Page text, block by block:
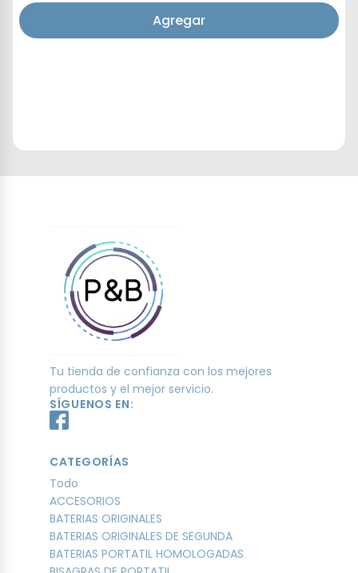
Agregar
Tu tienda de confianza con los mejores
productos y el mejor servicio.
SÍGUENOS EN:
CATEGORÍAS
Todo
ACCESORIOS
BATERIAS ORIGINALES
BATERIAS ORIGINALES DE SEGUNDA
BATERIAS PORTATIL HOMOLOGADAS